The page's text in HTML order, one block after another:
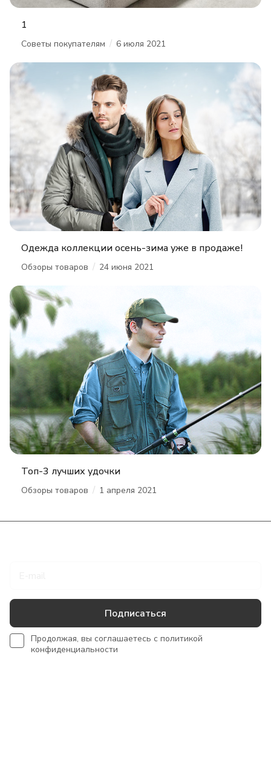
1
Советы покупателям / 6 июля 2021
Одежда коллекции осень-зима уже в продаже!
Обзоры товаров / 24 июня 2021
Топ-3 лучших удочки
Обзоры товаров / 1 апреля 2021
Подписаться
Продолжая, вы соглашаетесь с политикой
конфиденциальности